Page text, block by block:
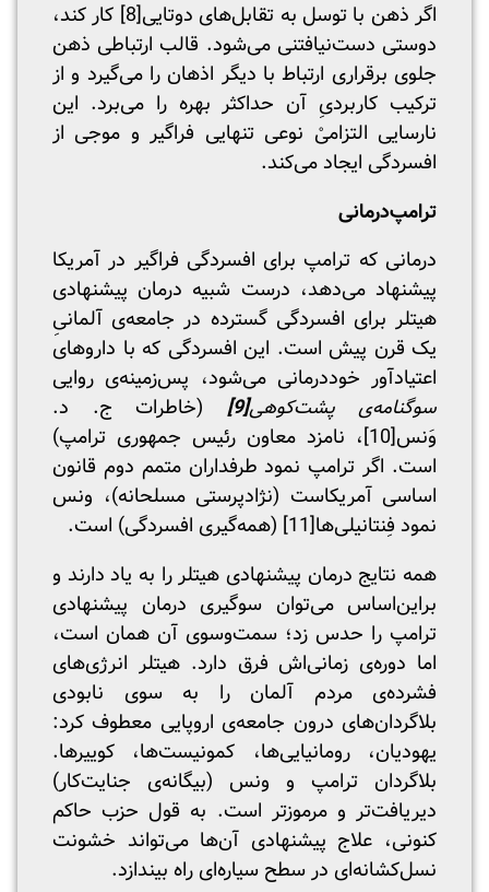
اگر ذهن با توسل به تقابل‌های دوتایی[8]
کار کند،
دوستی دست‌نیافتنی می‌شود. قالب ارتباطی ذهن
جلوی برقراری ارتباط با دیگر اذهان را می‌گیرد و از
ترکیب کاربردیِ آن حداکثر بهره را می‌برد. این
نارسایی التزامیْ نوعی تنهایی فراگیر و موجی از
افسردگی ایجاد می‌کند.
ترامپ‌درمانی
درمانی که ترامپ برای افسردگی فراگیر در آمریکا
پیشنهاد می‌دهد، درست شبیه درمان پیشنهادی
هیتلر برای افسردگی گسترده در جامعه‌ی آلمانیِ
یک قرن پیش است. این افسردگی که با داروهای
اعتیادآور خوددرمانی می‌شود، پس‌زمینه‌ی روایی
سوگنامه‌ی پشت‌کوهی[9]
(خاطرات ج. د.
وَنس[10]
، نامزد معاون رئیس جمهوری ترامپ)
است. اگر ترامپ نمود طرفداران متمم دوم قانون
اساسی آمریکاست (نژادپرستی مسلحانه)، ونس
نمود فِنتانیلی‌ها[11]
(همه‌گیری افسردگی) است.
همه نتایج درمان پیشنهادی هیتلر را به یاد دارند و
براین‌اساس می‌توان سوگیری درمان پیشنهادی
ترامپ را حدس زد؛ سمت‌وسوی آن همان است،
اما دوره‌ی زمانی‌اش فرق دارد. هیتلر انرژی‌های
فشرده‌ی مردم آلمان را به سوی نابودی
بلاگردان‌های درون جامعه‌ی اروپایی معطوف کرد:
یهودیان، رومانیایی‌ها، کمونیست‌ها، کوییرها.
بلاگردان ترامپ و ونس (بیگانه‌ی جنایت‌کار)
دیریافت‌تر و مرموزتر است. به قول حزب حاکم
کنونی، علاج پیشنهادی آن‌ها می‌تواند خشونت
نسل‌کشانه‌ای در سطح سیاره‌ای راه بیندازد.